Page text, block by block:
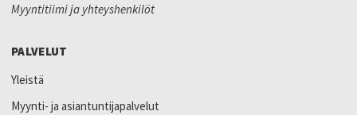
Myyntitiimi ja yhteyshenkilöt
PALVELUT
Yleistä
Myynti- ja asiantuntijapalvelut